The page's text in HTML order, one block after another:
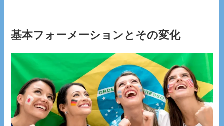
基本フォーメーションとその変化